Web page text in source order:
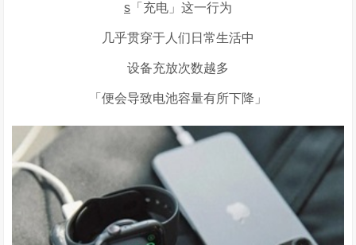
s「充电」这一行为
几乎贯穿于人们日常生活中
设备充放次数越多
「便会导致电池容量有所下降」